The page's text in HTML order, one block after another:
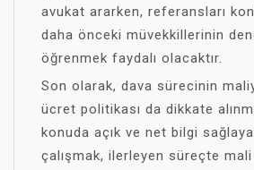
avukat ararken, referansları
daha önceki müvekkillerinin
öğrenmek faydalı olacaktır.
Son olarak, dava sürecinin
ücret politikası da dikkate
konuda açık ve net bilgi
çalışmak, ilerleyen süreçte